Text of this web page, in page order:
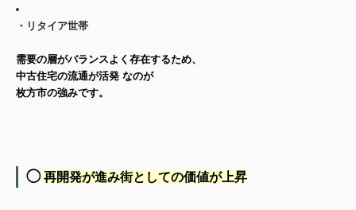
・リタイア世帯
需要の層がバランスよく存在するため、
中古住宅の流通が活発 なのが
枚方市の強みです。
◯ 再開発が進み街としての価値が上昇